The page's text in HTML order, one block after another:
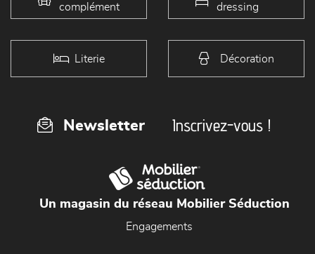
complément
dressing
Literie Décoration
Newsletter Inscrivez-vous !
Un magasin du réseau Mobilier Séduction
Engagements